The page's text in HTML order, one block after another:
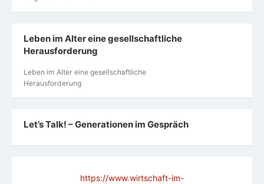
Leben im Alter eine gesellschaftliche
Herausforderung
Leben im Alter eine gesellschaftliche
Herausforderung
Let’s Talk! – Generationen im Gespräch
https://www.wirtschaft-im-